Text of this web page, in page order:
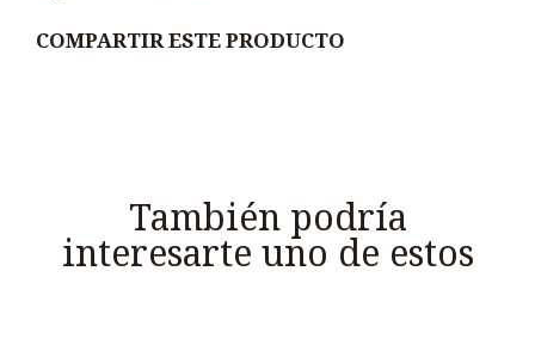
COMPARTIR ESTE PRODUCTO
También podría
interesarte uno de estos